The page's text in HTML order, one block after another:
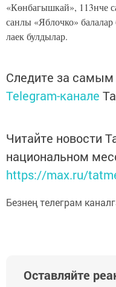
«Көнбагышкай», 113нче
санлы «Яблочко»
лаек булдылар.
Следите за
Telegram-канале
Читайте новости
национальном
https://max.ru/
Безнең телеграм
Оставляйте